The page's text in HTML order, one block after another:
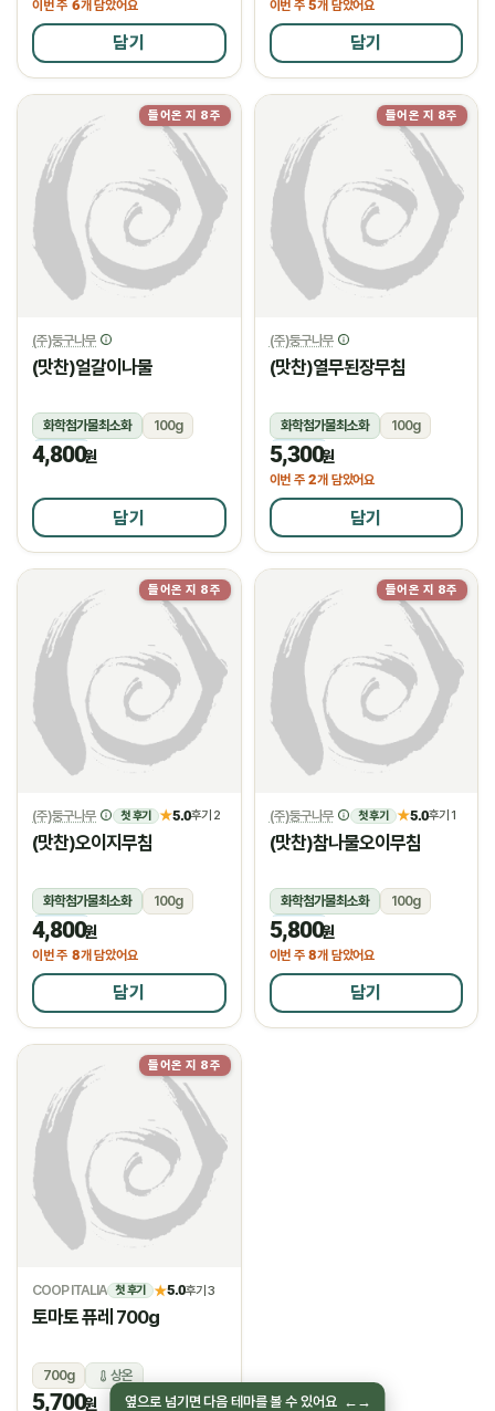
이번 주 6개 담았어요
담기
이번 주 5개 담았어요
담기
들어온 지 8주
(주)둥구나무
(맛찬)얼갈이나물
화학첨가물최소화
100g
냉장
4,800원
담기
들어온 지 8주
(주)둥구나무
(맛찬)열무된장무침
화학첨가물최소화
100g
냉장
5,300원
이번 주 2개 담았어요
담기
들어온 지 8주
(주)둥구나무 첫 후기 ★5.0후기 2
(맛찬)오이지무침
화학첨가물최소화
100g
냉장
4,800원
이번 주 8개 담았어요
담기
들어온 지 8주
(주)둥구나무 첫 후기 ★5.0후기 1
(맛찬)참나물오이무침
화학첨가물최소화
100g
냉장
5,800원
이번 주 8개 담았어요
담기
들어온 지 8주
COOP ITALIA 첫 후기 ★5.0후기 3
토마토 퓨레 700g
700g 상온
5,700원 옆으로 넘기면 다음 테마를 볼 수 있어요 ← →